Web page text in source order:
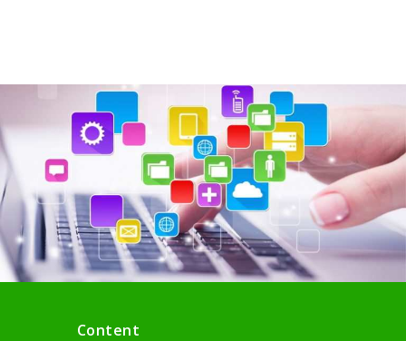
Content